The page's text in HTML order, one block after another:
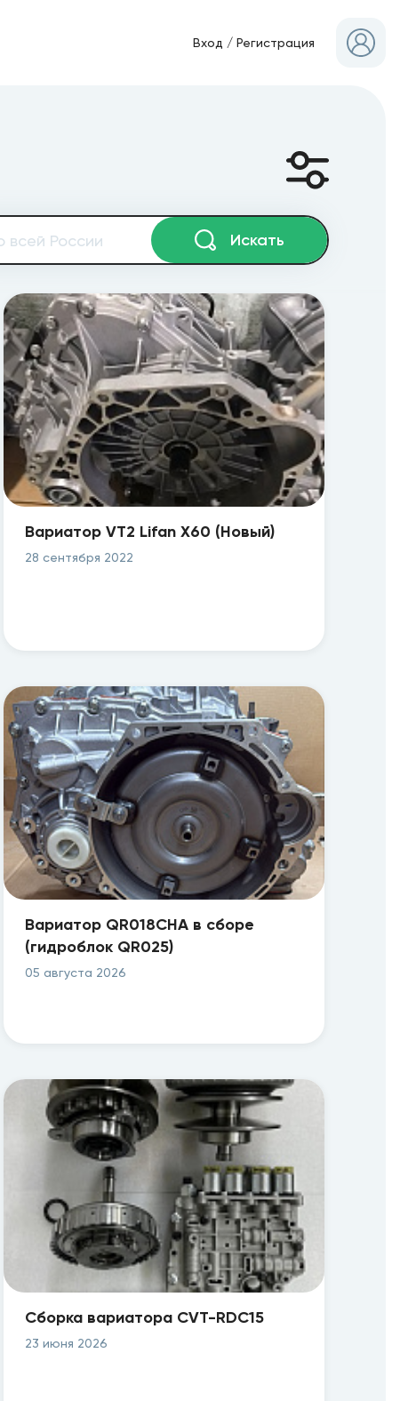
Вход /Регистрация
Искать
Вариатор VT2 Lifan X60 (Новый)
28 сентября 2022
Вариатор QR018CHA в сборе
(гидроблок QR025)
05 августа 2026
Сборка вариатора CVT-RDC15
23 июня 2026